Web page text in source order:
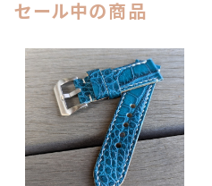
セール中の商品